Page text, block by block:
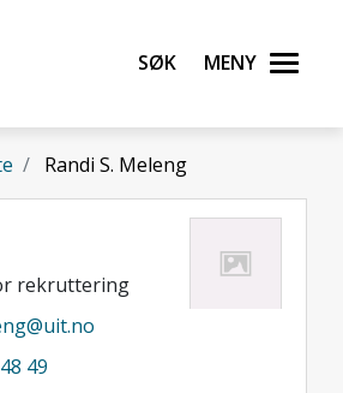
universitet
Søk Meny
Randi S. Meleng
rekruttering
49